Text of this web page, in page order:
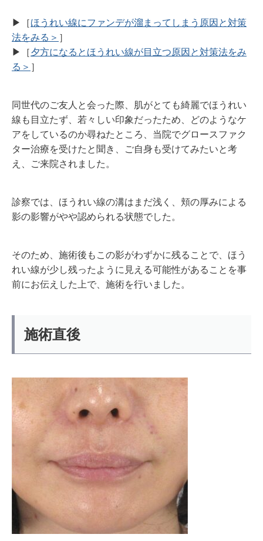
▶︎［ほうれい線にファンデが溜まってしまう原因と対策
法をみる＞ ］
▶︎［夕方になるとほうれい線が目立つ原因と対策法をみ
る＞ ］
同世代のご友人と会った際、肌がとても綺麗でほうれい
線も目立たず、若々しい印象だったため、どのようなケ
アをしているのか尋ねたところ、当院でグロースファク
ター治療を受けたと聞き、ご自身も受けてみたいと考
え、ご来院されました。
診察では、ほうれい線の溝はまだ浅く、頬の厚みによる
影の影響がやや認められる状態でした。
そのため、施術後もこの影がわずかに残ることで、ほう
れい線が少し残ったように見える可能性があることを事
前にお伝えした上で、施術を行いました。
施術直後